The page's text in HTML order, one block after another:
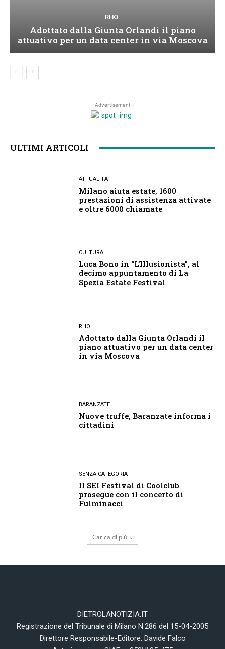
RHO
Adottato dalla Giunta Orlandi il piano
attuativo per un data center in via Moscova
- Advertisement -
ULTIMI ARTICOLI
ATTUALITA'
Milano aiuta estate, 1600
prestazioni di assistenza attivate
e oltre 6000 chiamate
CULTURA
Luca Bono in “L’Illusionista”, al
decimo appuntamento di La
Spezia Estate Festival
RHO
Adottato dalla Giunta Orlandi il
piano attuativo per un data center
in via Moscova
BARANZATE
Nuove truffe, Baranzate informa i
cittadini
SENZA CATEGORIA
Il SEI Festival di Coolclub
prosegue con il concerto di
Fulminacci
Carica di più
DIETROLANOTIZIA.IT
Registrazione del Tribunale di Milano N.286 del 15-04-2005
Direttore Responsabile-Editore: Davide Falco